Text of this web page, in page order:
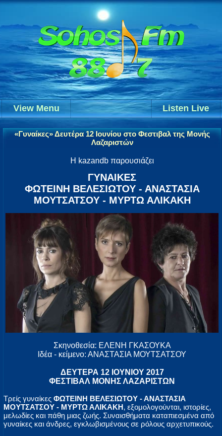
Listen Live
View Menu
«Γυναίκες» Δευτέρα 12 Ιουνίου στο Φεστιβαλ της Μονής
Λαζαριστών
Η kazandb παρουσιάζει
ΓΥΝΑΙΚΕΣ
ΦΩΤΕΙΝΗ ΒΕΛΕΣΙΩΤΟΥ - ΑΝΑΣΤΑΣΙΑ
ΜΟΥΤΣΑΤΣΟΥ - ΜΥΡΤΩ ΑΛΙΚΑΚΗ
Σκηνοθεσία: ΕΛΕΝΗ ΓΚΑΣΟΥΚΑ
Ιδέα - κείμενο: ΑΝΑΣΤΑΣΙΑ ΜΟΥΤΣΑΤΣΟΥ
ΔΕΥΤΕΡΑ 12 ΙΟΥΝΙΟΥ 2017
ΦΕΣΤΙΒΑΛ ΜΟΝΗΣ ΛΑΖΑΡΙΣΤΩΝ
Τρείς γυναίκες ΦΩΤΕΙΝΗ ΒΕΛΕΣΙΩΤΟΥ - ΑΝΑΣΤΑΣΙΑ
ΜΟΥΤΣΑΤΣΟΥ - ΜΥΡΤΩ ΑΛΙΚΑΚΗ, εξομολογούνται, ιστορίες,
μελωδίες και πάθη μιας ζωής. Συναισθήματα καταπιεσμένα από
γυναίκες και άνδρες, εγκλωβισμένους σε ρόλους αρχετυπικούς.